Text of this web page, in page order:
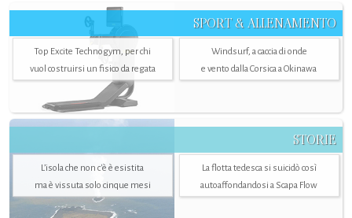
SPORT & ALLENAMENTO
Top Excite Technogym, per chi
vuol costruirsi un fisico da regata
Windsurf, a caccia di onde
e vento dalla Corsica a Okinawa
STORIE
L’isola che non c'è è esistita
ma è vissuta solo cinque mesi
La flotta tedesca si suicidò così
autoaffondandosi a Scapa Flow